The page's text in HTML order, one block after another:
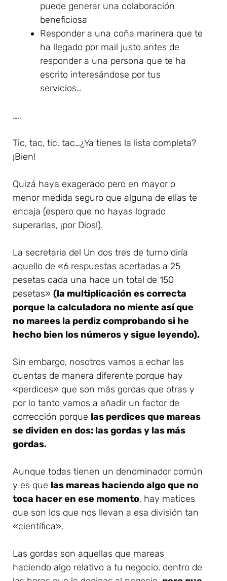
puede generar una colaboración
beneficiosa
Responder a una coña marinera que te
ha llegado por mail justo antes de
responder a una persona que te ha
escrito interesándose por tus
servicios…
…..
Tic, tac, tic, tac…¿Ya tienes la lista completa?
¡Bien!
Quizá haya exagerado pero en mayor o
menor medida seguro que alguna de ellas te
encaja (espero que no hayas logrado
superarlas, ¡por Dios!).
La secretaria del Un dos tres de turno diría
aquello de «6 respuestas acertadas a 25
pesetas cada una hace un total de 150
pesetas» (la multiplicación es correcta
porque la calculadora no miente así que
no marees la perdiz comprobando si he
hecho bien los números y sigue leyendo).
Sin embargo, nosotros vamos a echar las
cuentas de manera diferente porque hay
«perdices» que son más gordas que otras y
por lo tanto vamos a añadir un factor de
corrección porque las perdices que mareas
se dividen en dos: las gordas y las más
gordas.
Aunque todas tienen un denominador común
y es que las mareas haciendo algo que no
toca hacer en ese momento, hay matices
que son los que nos llevan a esa división tan
«científica».
Las gordas son aquellas que mareas
haciendo algo relativo a tu negocio, dentro de